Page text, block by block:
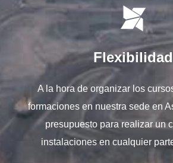
Flexibilidad
A la hora de organizar los
formaciones en nuestra sede en
presupuesto para realizar un
instalaciones en cualquier